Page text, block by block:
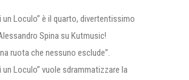
un Loculo” è il quarto, divertentissimo
Spina su Kutmusic!
ruota che nessuno esclude”.
un Loculo” vuole sdrammatizzare la